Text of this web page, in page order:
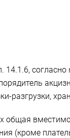
14.1.6,
разгрузки,
общая
(кроме